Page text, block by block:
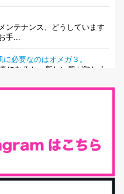
ンテナンス、どうしています
手...
必要なのはオメガ３。
春になると、新しい服が欲しく
です。が、と〜〜〜っても美
発...
んか？私の腸活完全版！
中でいっちばん大事！だと私